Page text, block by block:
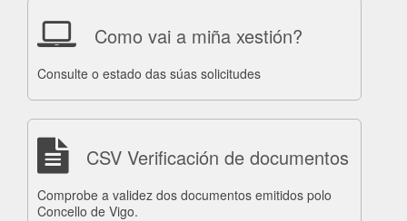
Como vai a miña xestión?
Consulte o estado das súas solicitudes
CSV Verificación de documentos
Comprobe a validez dos documentos emitidos polo
Concello de Vigo.